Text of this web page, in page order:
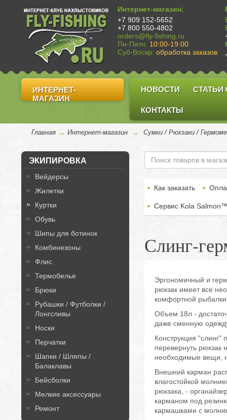
Интернет-магазин:
+7 909 152-5652
+7 800 550-4802
orders@fly-fishing.ru
Пн-Пятн: 10:00-19:00
Суб-Воскр: обработка заказов
ИНТЕРНЕТ-
МАГАЗИН
НОВОСТИ СТАТЬИ
КОНТАКТЫ
Главная → Интернет-магазин → Сумки / Рюкзаки /
ЭКИПИРОВКА
Вейдерсы
Жилетки
Куртки
Обувь
Шипы для ботинок
Комбинезоны
Флис
Термобелье
Брюки
Рубашки / Футболки /
Лонгсливы
Носки
Перчатки
Шапки / Шляпы /
Балаклавы
Бейсболки
Мелкие аксессуары
Ремонт
Как заказать
Сервис Kola
Слинг-
Эргономичный и
рюкзак имеет все
комфортной
Объем 18л -
даже сменную
Конструкция "слинг"
перевернуть рюкзак
необходимые вещи,
Внешний карман
влагостойкой
рюкзака, -
карманом под
кармашками с